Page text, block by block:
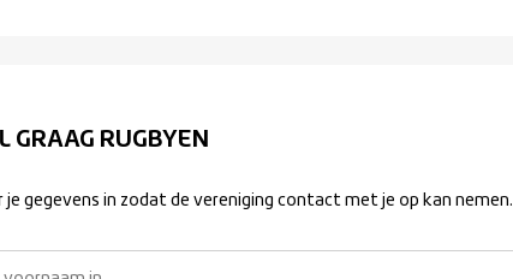
GRAAG RUGBYEN
je gegevens in zodat de vereniging contact met je op kan nemen.